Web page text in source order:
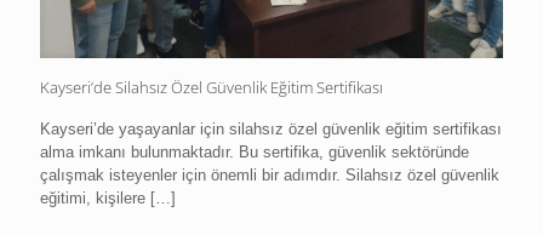
Kayseri’de Silahsız Özel Güvenlik Eğitim Sertifikası
Kayseri’de yaşayanlar için silahsız özel güvenlik eğitim sertifikası
alma imkanı bulunmaktadır. Bu sertifika, güvenlik sektöründe
çalışmak isteyenler için önemli bir adımdır. Silahsız özel güvenlik
eğitimi, kişilere […]